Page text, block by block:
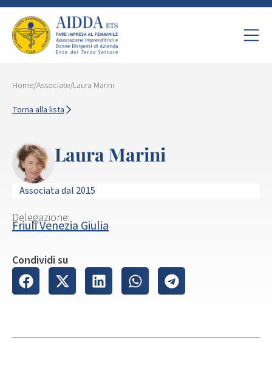
Home/Associate/Laura Marini
Torna alla lista
Laura Marini
Associata dal 2015
Delegazione:
Friuli Venezia Giulia
Condividi su